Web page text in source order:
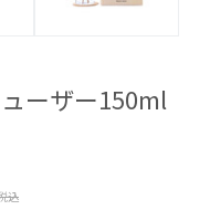
ーザー150ml
込